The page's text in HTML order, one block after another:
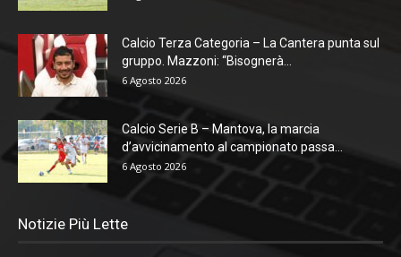
Calcio Terza Categoria – La Cantera punta sul
gruppo. Mazzoni: “Bisognerà...
6 Agosto 2026
Calcio Serie B – Mantova, la marcia
d’avvicinamento al campionato passa...
6 Agosto 2026
Notizie Più Lette